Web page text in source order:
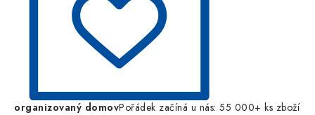
organizovaný domovPořádek začíná u nás: 55 000+ ks zboží